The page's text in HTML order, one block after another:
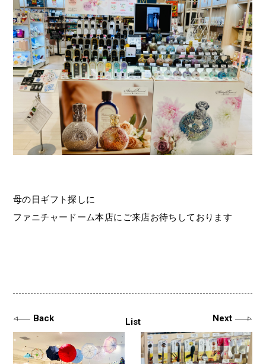
母の日ギフト探しに
ファニチャードーム本店にご来店お待ちしております
Back Next
List